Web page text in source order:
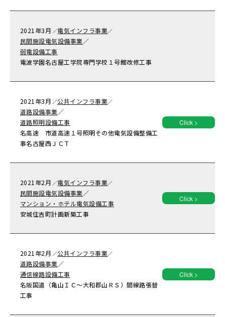
2021年3月 ／電気インフラ事業／
民間施設電気設備事業／
弱電設備工事
電波学園名古屋工学院専門学校１号館改修工事
2021年3月 ／公共インフラ事業／
道路設備事業／
道路照明設備工事
名高速 市道高速１号照明その他電気設備整備工
事名古屋西ＪＣＴ
Click >
2021年2月 ／電気インフラ事業／
民間施設電気設備事業／
マンション・ホテル電気設備工事
安城住吉町計画新築工事
Click >
2021年2月 ／公共インフラ事業／
道路設備事業／
通信線路設備工事
名阪国道（亀山ＩＣ～大和郡山ＲＳ）間線路張替
工事
Click >